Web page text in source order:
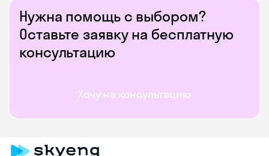
Нужна помощь с выбором?
Оставьте заявку на бесплатную
консультацию
Хочу на консультацию